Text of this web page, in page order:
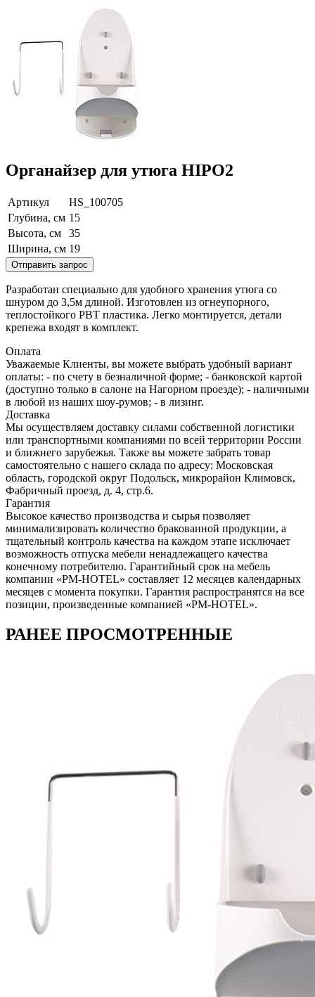
Органайзер для утюга HIPO2
Артикул
HS_100705
Глубина, см 15
Высота, см
35
Ширина, см 19
Отправить запрос
Разработан специально для удобного хранения утюга со
шнуром до 3,5м длиной. Изготовлен из огнеупорного,
теплостойкого PBT пластика. Легко монтируется, детали
крепежа входят в комплект.
Оплата
Уважаемые Клиенты, вы можете выбрать удобный вариант
оплаты: - по счету в безналичной форме; - банковской картой
(доступно только в салоне на Нагорном проезде); - наличными
в любой из наших шоу-румов; - в лизинг.
Доставка
Мы осуществляем доставку силами собственной логистики
или транспортными компаниями по всей территории России
и ближнего зарубежья. Также вы можете забрать товар
самостоятельно с нашего склада по адресу: Московская
область, городcкой округ Подольск, микрорайон Климовск,
Фабричный проезд, д. 4, стр.6.
Гарантия
Высокое качество производства и сырья позволяет
минимализировать количество бракованной продукции, а
тщательный контроль качества на каждом этапе исключает
возможность отпуска мебели ненадлежащего качества
конечному потребителю. Гарантийный срок на мебель
компании «PM-HOTEL» составляет 12 месяцев календарных
месяцев с момента покупки. Гарантия распространятся на все
позиции, произведенные компанией «PM-HOTEL».
РАНЕЕ ПРОСМОТРЕННЫЕ